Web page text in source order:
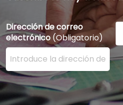
Dirección de correo
electrónico (Obligatorio)
Ingrese su dirección de